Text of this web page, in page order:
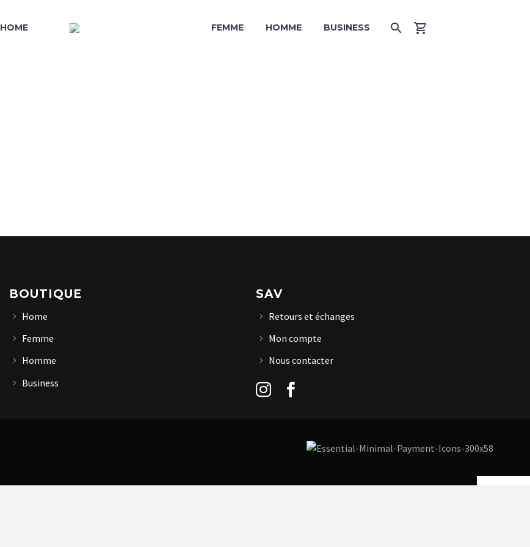
HOME FEMME HOMME BUSINESS
BOUTIQUE
Home
Femme
Homme
Business
SAV
Retours et échanges
Mon compte
Nous contacter